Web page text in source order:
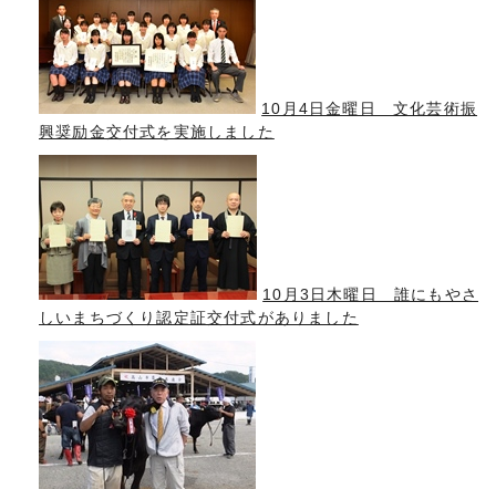
10月4日金曜日 文化芸術振
興奨励金交付式を実施しました
10月3日木曜日 誰にもやさ
しいまちづくり認定証交付式がありました